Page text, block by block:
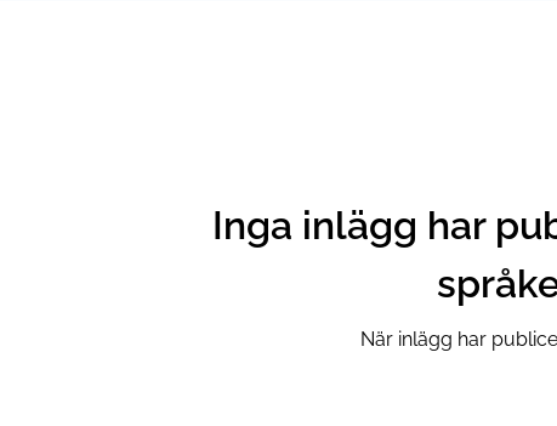
Inga inlägg har
När inlägg har